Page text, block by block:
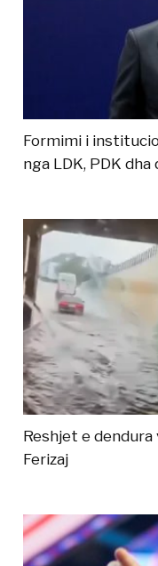
Formimi i
nga LDK, PDK
Reshjet e
Ferizaj